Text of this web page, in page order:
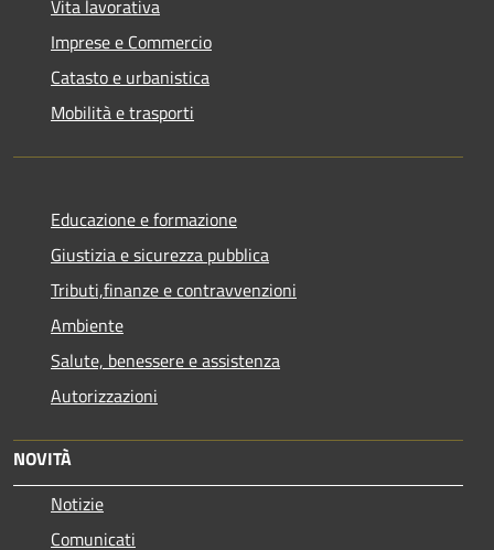
Vita lavorativa
Imprese e Commercio
Catasto e urbanistica
Mobilità e trasporti
Educazione e formazione
Giustizia e sicurezza pubblica
Tributi,finanze e contravvenzioni
Ambiente
Salute, benessere e assistenza
Autorizzazioni
NOVITÀ
Notizie
Comunicati